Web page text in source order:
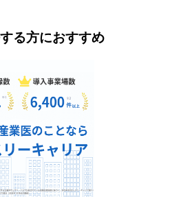
る方におすすめ